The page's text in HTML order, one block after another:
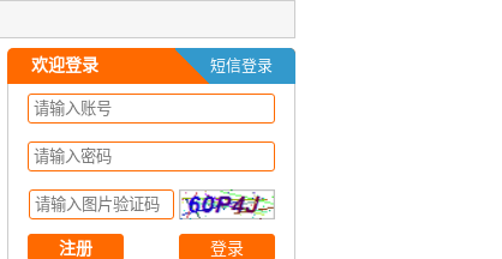
欢迎登录 短信登录
注册